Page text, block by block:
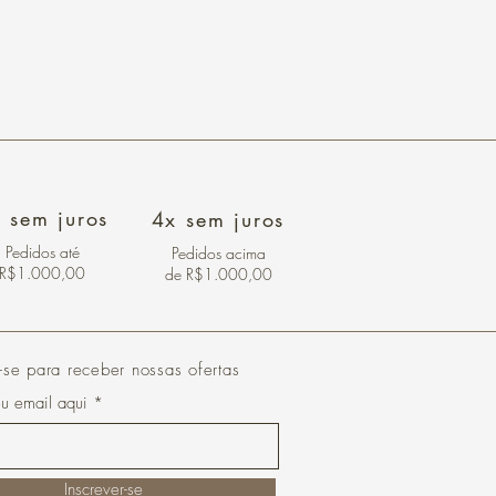
sem juros
Pedidos até
R$1.000,00
4x sem juros
Pedidos acima
de R$1.000,00
para receber nossas ofertas
email aqui
Inscrever-se